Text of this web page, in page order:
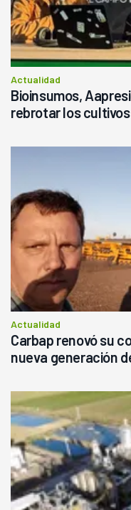
Actualidad
Bioinsumos,
rebrotar los cultivos
Actualidad
Carbap renovó su
nueva generación